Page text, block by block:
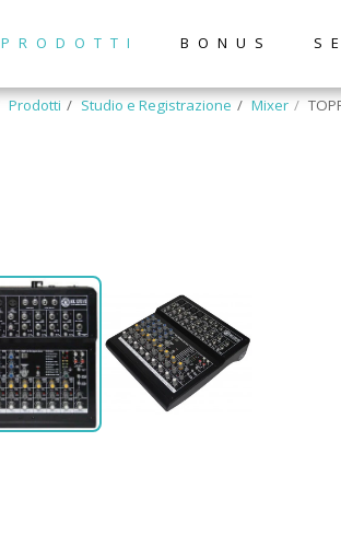
PRODOTTI BONUS
Prodotti Studio e Registrazione Mixer